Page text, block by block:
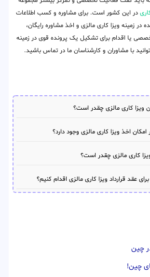
در این کشور است. برای مشاوره و کسب اطلاعات
در زمینه ویزا کاری مالزی و اخذ مشاوره رایگان،
یا اقدام برای تشکیل یک پرونده قوی در زمینه
با مشاوران و کارشناسان ما در تماس باشید.
ویزا کاری مالزی چقدر است؟
اخذ ویزا کاری مالزی وجود دارد؟
کاری مالزی چقدر است؟
عقد قرارداد ویزا کاری مالزی اقدام کنیم؟
چین
چین!